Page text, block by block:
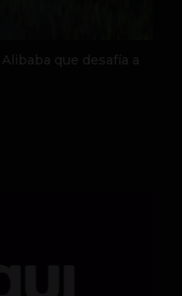
que desafía a